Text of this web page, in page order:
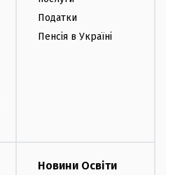
Податки
Пенсія в Україні
Новини Освіти